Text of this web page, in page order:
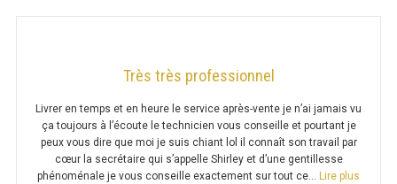
TABLE COMPACTE
TABLE 600
TABLE 700 – 2 PORTES
Très très professionnel
Livrer en temps et en heure le service après-vente je n’ai jamais vu
ça toujours à l’écoute le technicien vous conseille et pourtant je
peux vous dire que moi je suis chiant lol il connaît son travail par
cœur la secrétaire qui s’appelle Shirley et d’une gentillesse
phénoménale je vous conseille exactement sur tout ce… Lire plus